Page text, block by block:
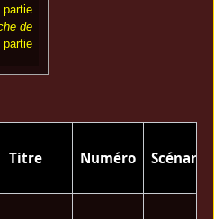
partie
de
partie
Titre Numéro Scénario